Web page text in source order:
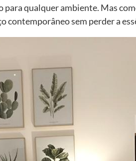
qualquer ambiente. Mas
contemporâneo sem perder a